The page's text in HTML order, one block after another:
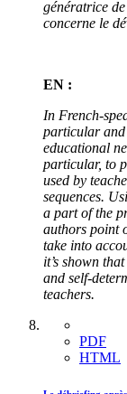
génératrice
concerne le
EN :
In French-
particular and
educational
particular, to
used by
sequences.
a part of the
authors point
take into
it’s shown
and self-
teachers.
PDF
HTML